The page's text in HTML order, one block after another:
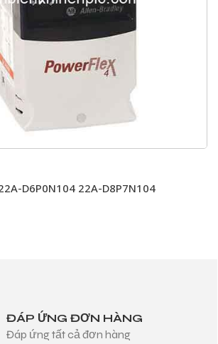
D6P0N104 22A-D8P7N104
ĐÁP ỨNG ĐƠN HÀNG
Đáp ứng tất cả đơn hàng